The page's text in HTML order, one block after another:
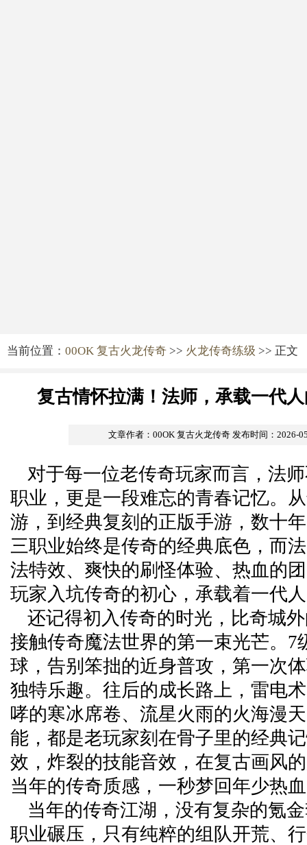
当前位置： 00OK 复古火龙传奇 >> 火龙传奇练级 >> 正文
复古情怀拉满！法师，承载一代
文章作者：00OK 复古火龙传奇 发布时间：2026-
对于每一位老传奇玩家而言，法
职业，更是一段难忘的青春记忆。
游，到经典复刻的正版手游，数十
三职业始终是传奇的经典底色，而
法特效、爽快的刷怪体验、热血的
玩家入坑传奇的初心，承载着一代
还记得初入传奇的时光，比奇城
接触传奇魔法世界的第一束光芒。7
球，告别笨拙的近身普攻，第一次
独特乐趣。往后的成长路上，雷电
哮的寒冰席卷、流星火雨的火海漫
能，都是老玩家刻在骨子里的经典
效，炸裂的技能音效，在复古画风
当年的传奇质感，一秒梦回年少热
当年的传奇江湖，没有复杂的氪
职业碾压，只有纯粹的组队开荒、